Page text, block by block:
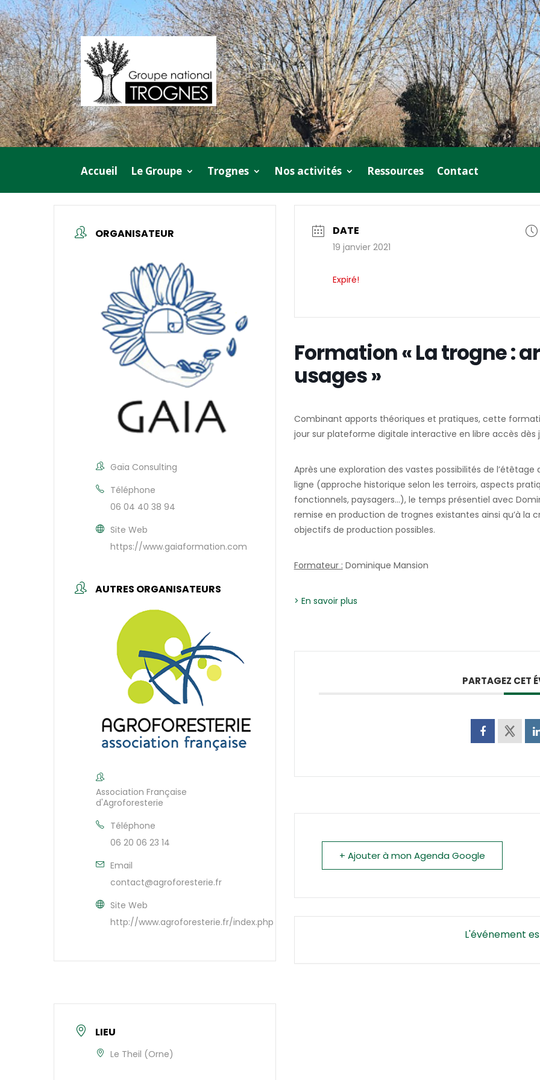
Accueil Le Groupe Trognes Nos activités Ressources Contact
ORGANISATEUR
Gaïa Consulting
Téléphone
06 04 40 38 94
Site Web
https://www.gaiaformation.com
AUTRES ORGANISATEURS
Association Française
d'Agroforesterie
Téléphone
06 20 06 23 14
Email
contact@agroforesterie.fr
Site Web
http://www.agroforesterie.fr/index.php
LIEU
Le Theil (Orne)
DATE
19 janvier 2021
Expiré!
Formation « La trogne :
usages »
Combinant apports théoriques et pratiques, cette
jour sur plateforme digitale interactive en libre accès
Après une exploration des vastes possibilités de
ligne (approche historique selon les terroirs, aspects
fonctionnels, paysagers…), le temps présentiel avec
remise en production de trognes existantes ainsi qu’à la
objectifs de production possibles.
Formateur : Dominique Mansion
> En savoir plus
PARTAGEZ CET
+ Ajouter à mon Agenda Google
L'événement